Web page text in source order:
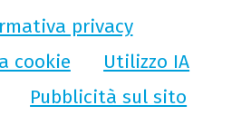
privacy
cookie
Utilizzo IA
Pubblicità sul sito